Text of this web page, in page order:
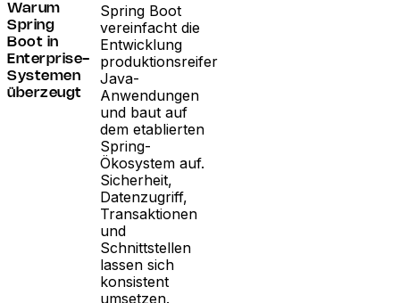
Warum
Spring
Boot in
Enterprise-
Systemen
überzeugt
Spring Boot
vereinfacht die
Entwicklung
produktionsreifer
Java-
Anwendungen
und baut auf
dem etablierten
Spring-
Ökosystem auf.
Sicherheit,
Datenzugriff,
Transaktionen
und
Schnittstellen
lassen sich
konsistent
umsetzen.